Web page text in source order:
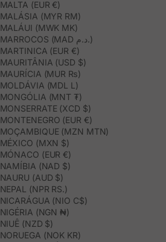
MALTA (EUR €)
MALÁSIA (MYR RM)
MALÁUI (MWK MK)
MARROCOS (MAD د.م.)
MARTINICA (EUR €)
MAURITÂNIA (USD $)
MAURÍCIA (MUR ₨)
MOLDÁVIA (MDL L)
MONGÓLIA (MNT ₮)
MONSERRATE (XCD $)
MONTENEGRO (EUR €)
MOÇAMBIQUE (MZN MTN)
MÉXICO (MXN $)
MÓNACO (EUR €)
NAMÍBIA (NAD $)
NAURU (AUD $)
NEPAL (NPR RS.)
NICARÁGUA (NIO C$)
NIGÉRIA (NGN ₦)
NIUÊ (NZD $)
NORUEGA (NOK KR)